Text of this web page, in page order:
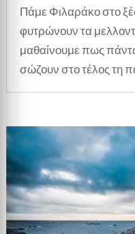
Πάμε Φιλαράκο στο
φυτρώνουν τα
μαθαίνουμε πως
σώζουν στο τέλος τη